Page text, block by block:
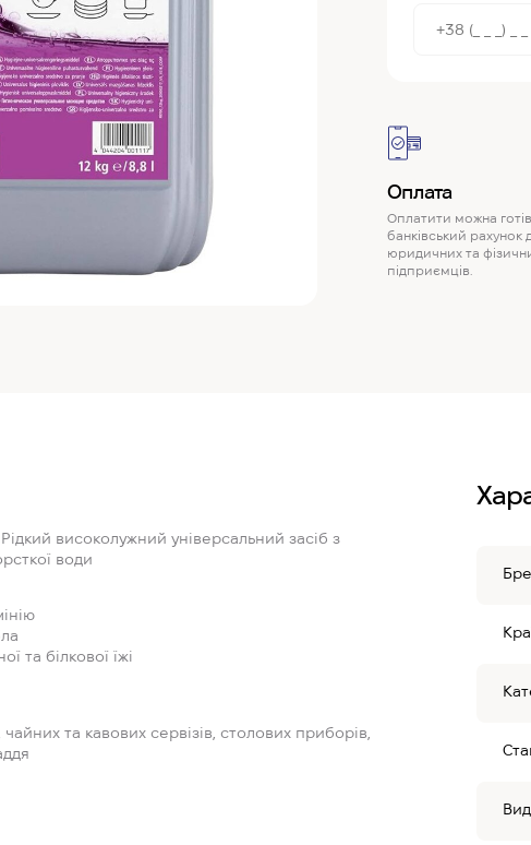
Оплата
Оплатити можна
банківський рахунок
юридичних та
підприємців.
. Рідкий високолужний універсальний засіб з
води
та білкової їжі
та кавових сервізів, столових приборів,